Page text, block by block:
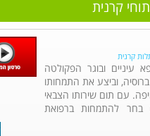
קרנית
קרנית
עיניים ובוגר הפקולטה
וביצע את התמחותו
עם תום שירותו הצבאי
בחר להתמחות ברפואת